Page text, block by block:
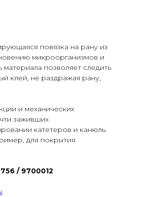
повязка на рану из
микроорганизмов и
позволяет следить
клей, не раздражая рану,
и механических
заживших
катетеров и канюль.
для покрытия
/ 9700012